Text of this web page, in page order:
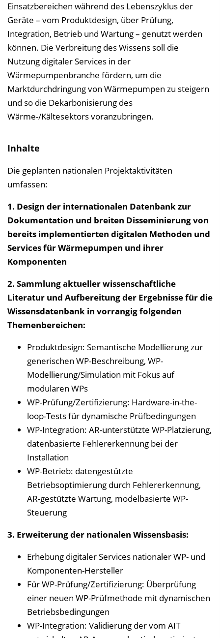
e
Einsatzbereichen während des Lebenszyklus der
Geräte – vom Produktdesign, über Prüfung,
Integration, Betrieb und Wartung – genutzt werden
können. Die Verbreitung des Wissens soll die
Nutzung digitaler Services in der
Wärmepumpenbranche fördern, um die
Marktdurchdringung von Wärmepumpen zu steigern
und so die Dekarbonisierung des
Wärme-/Kältesektors voranzubringen.
Inhalte
Die geplanten nationalen Projektaktivitäten
umfassen:
1. Design der internationalen Datenbank zur
Dokumentation und breiten Disseminierung von
bereits implementierten digitalen Methoden und
Services für Wärmepumpen und ihrer
Komponenten
2. Sammlung aktueller wissenschaftliche
Literatur und Aufbereitung der Ergebnisse für die
Wissensdatenbank in vorrangig folgenden
Themenbereichen:
Produktdesign: Semantische Modellierung zur
generischen WP-Beschreibung, WP-
Modellierung/Simulation mit Fokus auf
modularen WPs
WP-Prüfung/Zertifizierung: Hardware-in-the-
loop-Tests für dynamische Prüfbedingungen
WP-Integration: AR-unterstützte WP-Platzierung,
datenbasierte Fehlererkennung bei der
Installation
WP-Betrieb: datengestützte
Betriebsoptimierung durch Fehlererkennung,
AR-gestützte Wartung, modelbasierte WP-
Steuerung
3. Erweiterung der nationalen Wissensbasis:
Erhebung digitaler Services nationaler WP- und
Komponenten-Hersteller
Für WP-Prüfung/Zertifizierung: Überprüfung
einer neuen WP-Prüfmethode mit dynamischen
Betriebsbedingungen
WP-Integration: Validierung der vom AIT